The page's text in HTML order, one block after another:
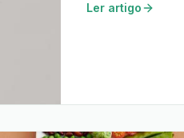
Ler artigo